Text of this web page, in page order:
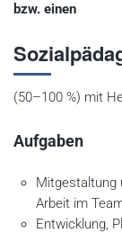
bzw. einen
(50–100 %) mit
Aufgaben
Mitgestaltung
Arbeit im
Entwicklung,